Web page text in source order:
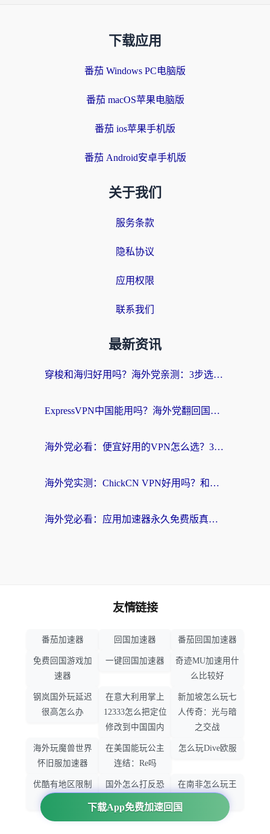
下载应用
番茄 Windows PC电脑版
番茄 macOS苹果电脑版
番茄 ios苹果手机版
番茄 Android安卓手机版
关于我们
服务条款
隐私协议
应用权限
联系我们
最新资讯
穿梭和海归好用吗？海外党亲测：3步选对回国加速器，无缝刷国内剧玩手游
ExpressVPN中国能用吗？海外党翻回国内的加速器选择指南（附番茄加速器实测）
海外党必看：便宜好用的VPN怎么选？3步解决回国访问难题+Steam改区技巧
海外党实测：ChickCN VPN好用吗？和OurPlay VPN对比哪个回国效果更好？附避坑指南
海外党必看：应用加速器永久免费版真的靠谱吗？教你选对回国加速器无缝刷国内资源
下载App免费加速回国
友情链接
番茄加速器 回国加速器 番茄回国加速器
免费回国游戏加
速器
一键回国加速器
奇迹MU加速用什
么比较好
钢岚国外玩延迟
很高怎么办
在意大利用掌上
12333怎么把定位
修改到中国国内
新加坡怎么玩七
人传奇：光与暗
之交战
海外玩魔兽世界
怀旧服加速器
在美国能玩公主
连结：Re吗
怎么玩Dive欧服
优酷有地区限制
国外怎么打反恐
精英：全球攻势
在南非怎么玩王